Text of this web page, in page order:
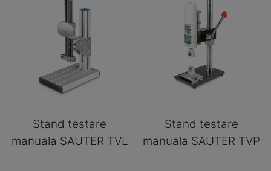
Stand testare
manuala SAUTER TVL
Stand testare
manuala SAUTER TVP